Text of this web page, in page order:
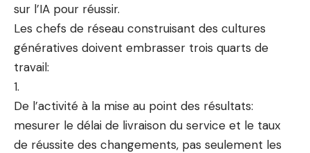
sur l’IA pour réussir.
Les chefs de réseau construisant des cultures
génératives doivent embrasser trois quarts de
travail:
De l’activité à la mise au point des résultats:
mesurer le délai de livraison du service et le taux
de réussite des changements, pas seulement les